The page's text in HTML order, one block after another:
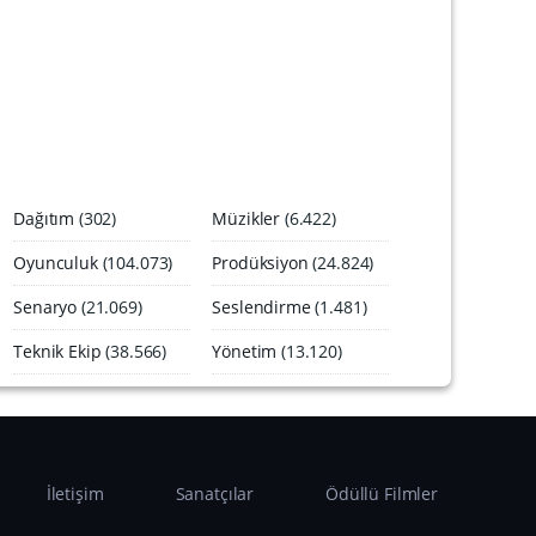
Dağıtım (302) Müzikler (6.422)
Oyunculuk(104.073) Prodüksiyon (24.824)
Senaryo (21.069) Seslendirme(1.481)
Teknik Ekip (38.566) Yönetim (13.120)
İletişim Sanatçılar Ödüllü Filmler